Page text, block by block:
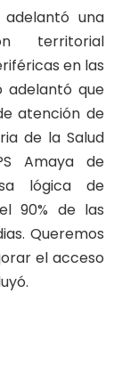
una
territorial
en las
adelantó que
atención de
de la Salud
Amaya de
lógica de
90% de las
Queremos
el acceso